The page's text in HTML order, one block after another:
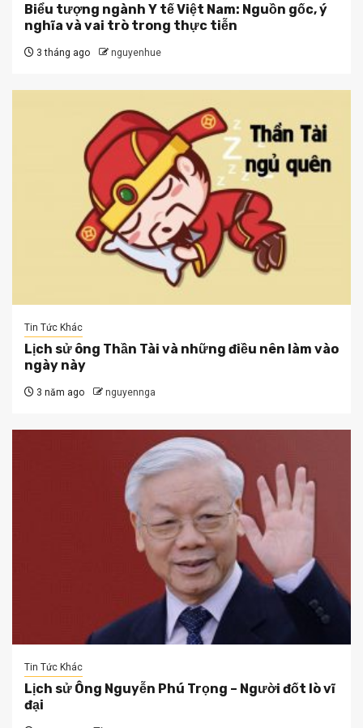
Biểu tượng ngành Y tế Việt Nam: Nguồn gốc, ý
nghĩa và vai trò trong thực tiễn
3 tháng ago nguyenhue
Tin Tức Khác
Lịch sử ông Thần Tài và những điều nên làm vào
ngày này
3 năm ago nguyennga
Tin Tức Khác
Lịch sử Ông Nguyễn Phú Trọng – Người đốt lò vĩ
đại